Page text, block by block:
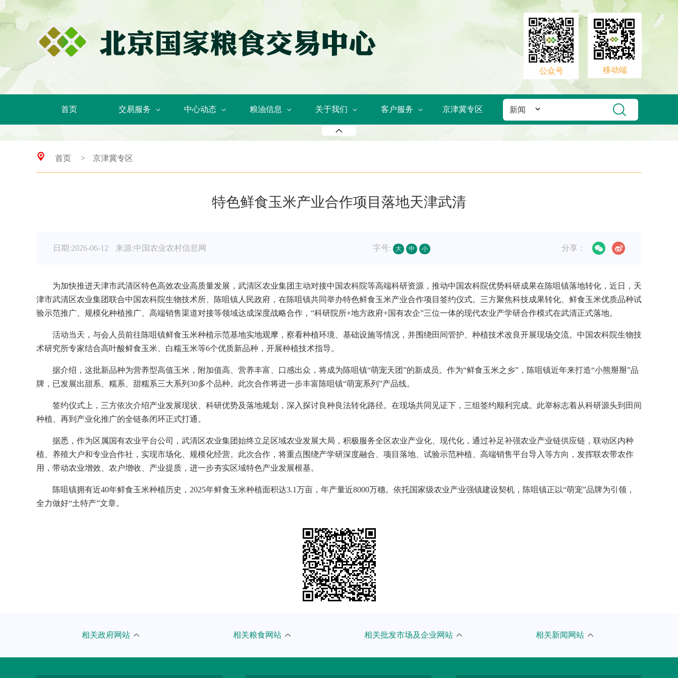
公众号 移动端
首页 交易服务 中心动态 粮油信息 关于我们 客户服务 京津冀专区
首页 > 京津冀专区
特色鲜食玉米产业合作项目落地天津武清
日期:2026-06-12 来源:中国农业农村信息网 字号: 大 中 小 分享：
为加快推进天津市武清区特色高效农业高质量发展，武清区农业集团主动对接中国农科院等高端科研资源，推动中国农科院优势科研成果在陈咀镇落地转化，近日，天
津市武清区农业集团联合中国农科院生物技术所、陈咀镇人民政府，在陈咀镇共同举办特色鲜食玉米产业合作项目签约仪式。三方聚焦科技成果转化、鲜食玉米优质品种试
验示范推广、规模化种植推广、高端销售渠道对接等领域达成深度战略合作，“科研院所+地方政府+国有农企”三位一体的现代农业产学研合作模式在武清正式落地。
活动当天，与会人员前往陈咀镇鲜食玉米种植示范基地实地观摩，察看种植环境、基础设施等情况，并围绕田间管护、种植技术改良开展现场交流。中国农科院生物技
术研究所专家结合高叶酸鲜食玉米、白糯玉米等6个优质新品种，开展种植技术指导。
据介绍，这批新品种为营养型高值玉米，附加值高、营养丰富、口感出众，将成为陈咀镇“萌宠天团”的新成员。作为“鲜食玉米之乡”，陈咀镇近年来打造“小熊掰掰”品
牌，已发展出甜系、糯系、甜糯系三大系列30多个品种。此次合作将进一步丰富陈咀镇“萌宠系列”产品线。
签约仪式上，三方依次介绍产业发展现状、科研优势及落地规划，深入探讨良种良法转化路径。在现场共同见证下，三组签约顺利完成。此举标志着从科研源头到田间
种植、再到产业化推广的全链条闭环正式打通。
据悉，作为区属国有农业平台公司，武清区农业集团始终立足区域农业发展大局，积极服务全区农业产业化、现代化，通过补足补强农业产业链供应链，联动区内种
植、养殖大户和专业合作社，实现市场化、规模化经营。此次合作，将重点围绕产学研深度融合、项目落地、试验示范种植、高端销售平台导入等方向，发挥联农带农作
用，带动农业增效、农户增收、产业提质，进一步夯实区域特色产业发展根基。
陈咀镇拥有近40年鲜食玉米种植历史，2025年鲜食玉米种植面积达3.1万亩，年产量近8000万穗。依托国家级农业产业强镇建设契机，陈咀镇正以“萌宠”品牌为引领，
全力做好“土特产”文章。
相关政府网站 相关粮食网站 相关批发市场及企业网站 相关新闻网站